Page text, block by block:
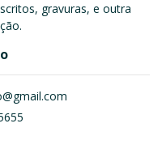
gravuras, e outra